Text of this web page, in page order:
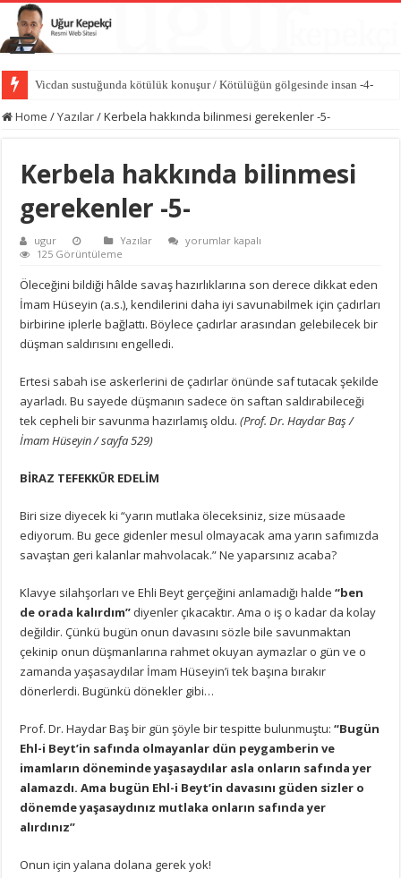
Vicdan sustuğunda kötülük konuşur / Kötülüğün gölgesinde insan -4-
Hasedin ilk cinayeti / Kötülüğün gölgesinde insan -3-
Home /Yazılar/Kerbela hakkında bilinmesi gerekenler -5-
Kerbela hakkında bilinmesi
gerekenler -5-
ugur Yazılar
Kerbela
gerekenler
-5-
için
yorumlar kapalı
125 Görüntüleme
Öleceğini bildiği hâlde savaş hazırlıklarına son derece dikkat eden
İmam Hüseyin (a.s.), kendilerini daha iyi savunabilmek için çadırları
birbirine iplerle bağlattı. Böylece çadırlar arasından gelebilecek bir
düşman saldırısını engelledi.
Ertesi sabah ise askerlerini de çadırlar önünde saf tutacak şekilde
ayarladı. Bu sayede düşmanın sadece ön saftan saldırabileceği
tek cepheli bir savunma hazırlamış oldu.(Prof. Dr. Haydar Baş /
İmam Hüseyin / sayfa 529)
BİRAZ TEFEKKÜR EDELİM
Biri size diyecek ki “yarın mutlaka öleceksiniz, size müsaade
ediyorum. Bu gece gidenler mesul olmayacak ama yarın safımızda
savaştan geri kalanlar mahvolacak.” Ne yaparsınız acaba?
Klavye silahşorları ve Ehli Beyt gerçeğini anlamadığı halde“ben
de orada kalırdım” diyenler çıkacaktır. Ama o iş o kadar da kolay
değildir. Çünkü bugün onun davasını sözle bile savunmaktan
çekinip onun düşmanlarına rahmet okuyan aymazlar o gün ve o
zamanda yaşasaydılar İmam Hüseyin’i tek başına bırakır
dönerlerdi. Bugünkü dönekler gibi…
Prof. Dr. Haydar Baş bir gün şöyle bir tespitte bulunmuştu:“Bugün
Ehl-i Beyt’in safında olmayanlar dün peygamberin ve
imamların döneminde yaşasaydılar asla onların safında yer
alamazdı. Ama bugün Ehl-i Beyt’in davasını güden sizler o
dönemde yaşasaydınız mutlaka onların safında yer
alırdınız”
Onun için yalana dolana gerek yok!